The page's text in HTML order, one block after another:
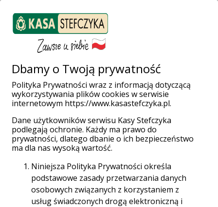
Weź pożyczkę
Załóż konto
Strona główna Placówki i Bankomaty
Mielec
Al. Niepodległości 5
Placówka Stefczyk Finanse
Mielec, Al. Niepodległości 5
Dbamy o Twoją prywatność
Polityka Prywatności wraz z informacją dotyczącą
wykorzystywania plików cookies w serwisie
internetowym https://www.kasastefczyka.pl.
Dane użytkowników serwisu Kasy Stefczyka
podlegają ochronie. Każdy ma prawo do
prywatności, dlatego dbanie o ich bezpieczeństwo
ma dla nas wysoką wartość.
Niniejsza Polityka Prywatności określa
podstawowe zasady przetwarzania danych
osobowych związanych z korzystaniem z
usług świadczonych drogą elektroniczną i